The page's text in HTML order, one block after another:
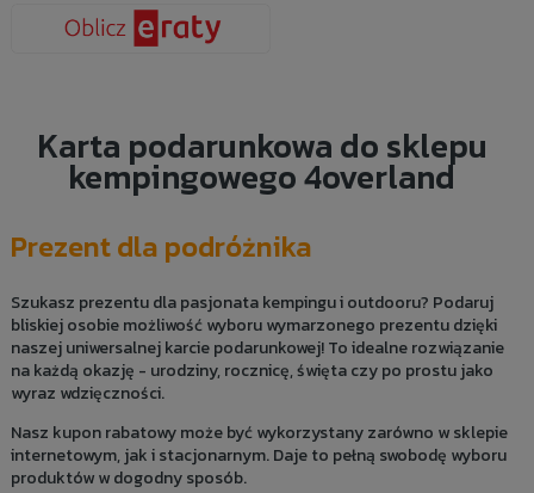
Karta podarunkowa do sklepu
kempingowego 4overland
Prezent dla podróżnika
Szukasz prezentu dla pasjonata kempingu i outdooru? Podaruj
bliskiej osobie możliwość wyboru wymarzonego prezentu dzięki
naszej uniwersalnej karcie podarunkowej! To idealne rozwiązanie
na każdą okazję - urodziny, rocznicę, święta czy po prostu jako
wyraz wdzięczności.
Nasz kupon rabatowy może być wykorzystany zarówno w sklepie
internetowym, jak i stacjonarnym. Daje to pełną swobodę wyboru
produktów w dogodny sposób.